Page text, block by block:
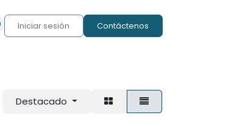
Iniciar sesión Contáctenos
Destacado